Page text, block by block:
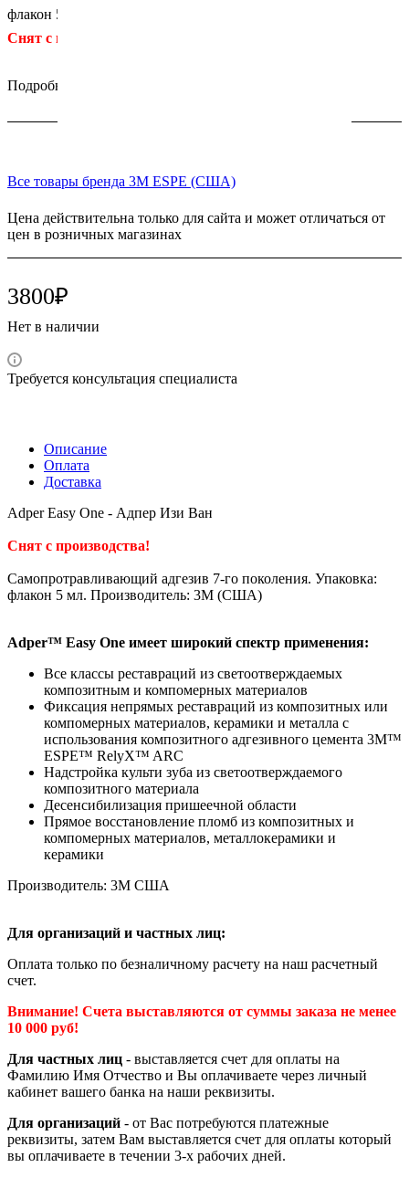
флакон 5 мл. Производитель: 3М (США)
Снят с производства!
Подробности
Все товары бренда 3M ESPE (США)
Цена действительна только для сайта и может отличаться от
цен в розничных магазинах
3800₽
Нет в наличии
Требуется консультация специалиста
Описание
Оплата
Доставка
Adper Easy One - Адпер Изи Ван
Снят с производства!
Самопротравливающий адгезив 7-го поколения. Упаковка:
флакон 5 мл. Производитель: 3М (США)
Adper™ Easy One имеет широкий спектр применения:
Все классы реставраций из светоотверждаемых
композитным и компомерных материалов
Фиксация непрямых реставраций из композитных или
компомерных материалов, керамики и металла с
использования композитного адгезивного цемента 3M™
ESPE™ RelyX™ ARC
Надстройка культи зуба из светоотверждаемого
композитного материала
Десенсибилизация пришеечной области
Прямое восстановление пломб из композитных и
компомерных материалов, металлокерамики и
керамики
Производитель: 3М США
Для организаций и частных лиц:
Оплата только по безналичному расчету на наш расчетный
счет.
Внимание! Счета выставляются от суммы заказа не менее
10 000 руб!
Для частных лиц - выставляется счет для оплаты на
Фамилию Имя Отчество и Вы оплачиваете через личный
кабинет вашего банка на наши реквизиты.
Для организаций - от Вас потребуются платежные
реквизиты, затем Вам выставляется счет для оплаты который
вы оплачиваете в течении 3-х рабочих дней.